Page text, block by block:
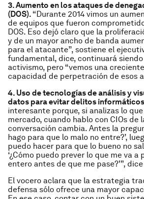
3. Aumento en los ataques de
(DOS). “Durante 2014 vimos un
de equipos que fueron
DOS. Eso dejó claro que la
y de un mayor ancho de banda
para el atacante”, sostiene el
fundamental, dice, continuará
activismo, pero “vemos una
capacidad de perpetración de esos
4. Uso de tecnologías de análisis y
datos para evitar delitos
interesante porque, si analizas lo
mercado, cuando hablo con CIOs de
conversación cambia. Antes la
hago para que lo malo no entre?’,
puedo hacer para que lo bueno no
‘¿Cómo puedo prever lo que me va a
entero antes de que me pase?’”,
El vocero aclara que la estrategia
defensa sólo ofrece una mayor